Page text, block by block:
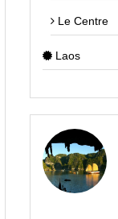
Le Centre
Laos